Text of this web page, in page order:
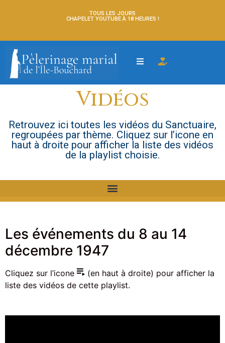
TOUS LES JOURS
CHAPELET YOUTUBE À 18 HEURES !
Vidéos
Retrouvez ici toutes les vidéos du Sanctuaire,
regroupées par thème. Cliquez sur l’icone en
haut à droite pour afficher la liste des vidéos
de la playlist choisie.
Les événements du 8 au 14
décembre 1947
Cliquez sur l’icone
(en haut à droite) pour afficher la
liste des vidéos de cette playlist.